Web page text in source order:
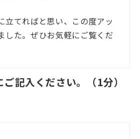
立てればと思い、この度アッ
した。ぜひお気軽にご覧くだ
記入ください。（1分）